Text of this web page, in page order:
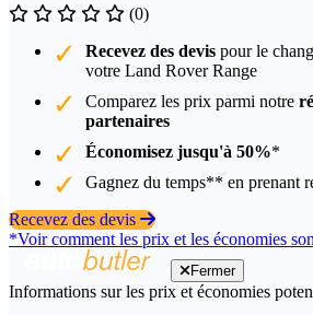
(0)
Recevez des devis pour le
votre Land Rover Range
Comparez les prix parmi notre
partenaires
Économisez jusqu'à 50%*
Gagnez du temps** en prenant
Recevez des devis
*Voir comment les prix et les économies
Fermer
Informations sur les prix et économies